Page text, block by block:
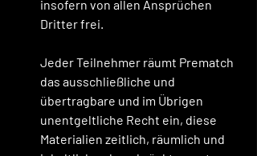
insofern von allen Ansprüchen
Dritter frei.
Jeder Teilnehmer räumt Prematch
das ausschließliche und
übertragbare und im Übrigen
unentgeltliche Recht ein, diese
Materialien zeitlich, räumlich und